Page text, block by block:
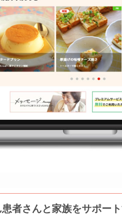
者さんと家族をサポー